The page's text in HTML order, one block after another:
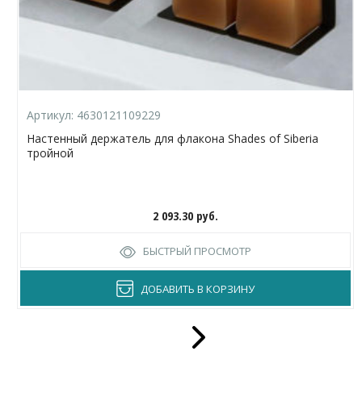
Артикул: 4630121109229
Настенный держатель для флакона Shades of Siberia
тройной
2 093.30 руб.
БЫСТРЫЙ ПРОСМОТР
ДОБАВИТЬ В КОРЗИНУ